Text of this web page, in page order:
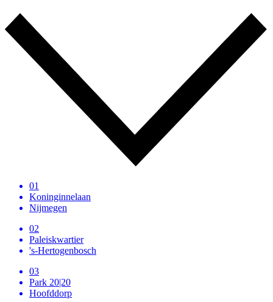
01
Koninginnelaan
Nijmegen
02
Paleiskwartier
's-Hertogenbosch
03
Park 20|20
Hoofddorp